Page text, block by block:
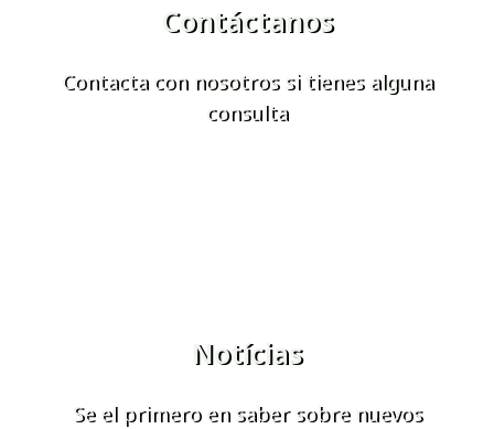
Contáctanos
Contacta con nosotros si tienes alguna
consulta
Notícias
Se el primero en saber sobre nuevos